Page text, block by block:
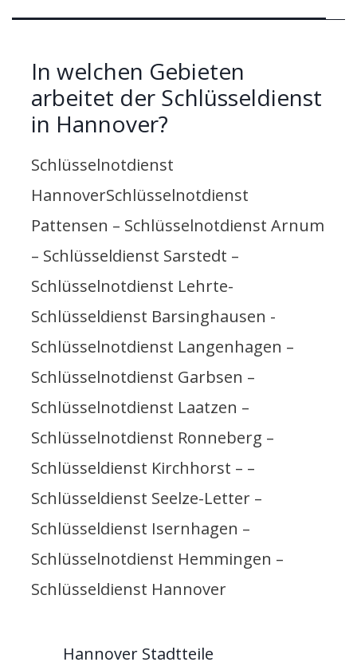
In welchen Gebieten
arbeitet der Schlüsseldienst
in Hannover?
Schlüsselnotdienst
HannoverSchlüsselnotdienst
Pattensen – Schlüsselnotdienst Arnum
– Schlüsseldienst Sarstedt –
Schlüsselnotdienst Lehrte-
Schlüsseldienst Barsinghausen -
Schlüsselnotdienst Langenhagen –
Schlüsselnotdienst Garbsen –
Schlüsselnotdienst Laatzen –
Schlüsselnotdienst Ronneberg –
Schlüsseldienst Kirchhorst – –
Schlüsseldienst Seelze-Letter –
Schlüsseldienst Isernhagen –
Schlüsselnotdienst Hemmingen –
Schlüsseldienst Hannover
Hannover Stadtteile